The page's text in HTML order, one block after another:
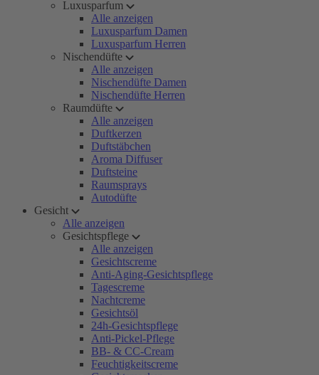
Luxusparfum
Alle anzeigen
Luxusparfum Damen
Luxusparfum Herren
Nischendüfte
Alle anzeigen
Nischendüfte Damen
Nischendüfte Herren
Raumdüfte
Alle anzeigen
Duftkerzen
Duftstäbchen
Aroma Diffuser
Duftsteine
Raumsprays
Autodüfte
Gesicht
Alle anzeigen
Gesichtspflege
Alle anzeigen
Gesichtscreme
Anti-Aging-Gesichtspflege
Tagescreme
Nachtcreme
Gesichtsöl
24h-Gesichtspflege
Anti-Pickel-Pflege
BB- & CC-Cream
Feuchtigkeitscreme